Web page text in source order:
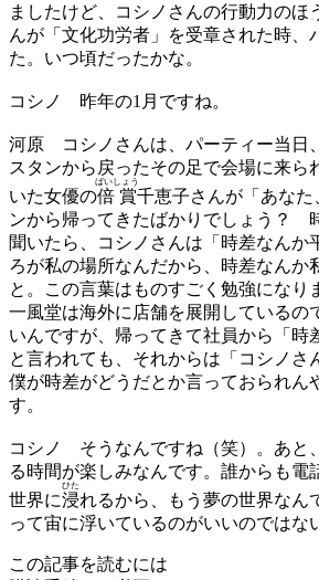
ましたけど、コシノさんの行動力のほ
んが「文化功労者」を受章された時、
た。いつ頃だったかな。
コシノ 昨年の1月ですね。
河原 コシノさんは、パーティー当日
スタンから戻ったその足で会場に来ら
いた女優の倍賞
ばいしょう
千恵子さんが「あなた
ンから帰ってきたばかりでしょう？
聞いたら、コシノさんは「時差なんか
ろが私の場所なんだから、時差なんか
と。この言葉はものすごく勉強になり
一風堂は海外に店舗を展開しているの
いんですが、帰ってきて社員から「時
と言われても、それからは「コシノさ
僕が時差がどうだとか言っておられん
す。
コシノ
そうなんですね（笑）。あと
る時間が楽しみなんです。誰からも電
世界に浸
ひた
れるから、もう夢の世界なん
って宙に浮いているのがいいのではな
この記事を読むには